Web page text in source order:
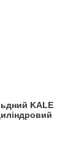
KALE